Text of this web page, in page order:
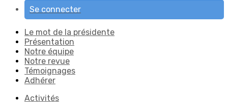
Se connecter
Le mot de la présidente
Présentation
Notre équipe
Notre revue
Témoignages
Adhérer
Activités